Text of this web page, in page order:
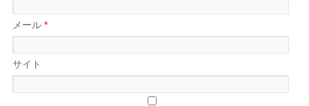
メール*
サイト